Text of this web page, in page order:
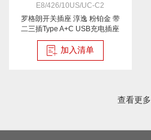
E8/426/10US/UC-C2
罗格朗开关插座 淳逸 粉铂金 带
二三插Type A+C USB充电插座
五孔Type A+C USB插座 15W
加入清单
查看更多